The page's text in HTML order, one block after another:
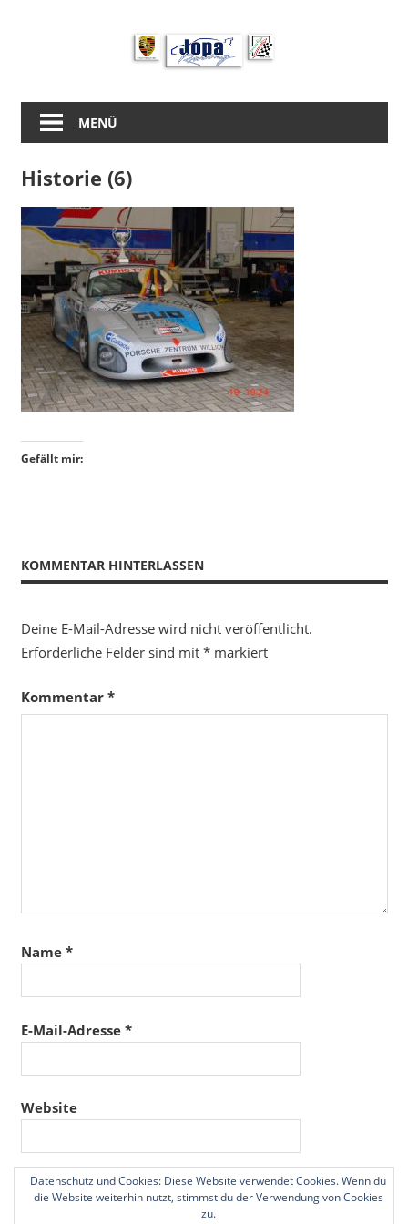
MENÜ
Historie (6)
Gefällt mir:
KOMMENTAR HINTERLASSEN
Deine E-Mail-Adresse wird nicht veröffentlicht.
Erforderliche Felder sind mit *markiert
Kommentar *
Name *
E-Mail-Adresse *
Website
Name, E-Mail-Adresse und Website in diesem
Browser für meinen nächsten Kommentar speichern.
Datenschutz und Cookies: Diese Website verwendet Cookies. Wenn du
die Website weiterhin nutzt, stimmst du der Verwendung von Cookies
zu.